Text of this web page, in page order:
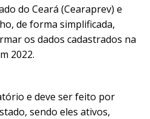
do Ceará (Cearaprev) e
de forma simplificada,
os dados cadastrados na
2022.
e deve ser feito por
sendo eles ativos,